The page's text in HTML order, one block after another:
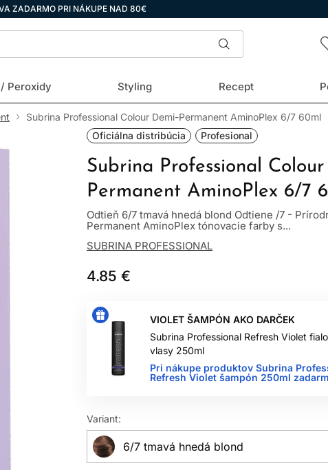
ZADARMO PRI NÁKUPE NAD 80€
Peroxidy Styling Recept
Subrina Professional Colour Demi-Permanent AminoPlex 6/7 60ml
Oficiálna distribúcia
Profesional
Subrina Professional
Permanent AminoPlex 6/7
Odtieň 6/7 tmavá hnedá blond Odtiene /7 -
Permanent AminoPlex tónovacie farby s...
SUBRINA PROFESSIONAL
4.85 €
VIOLET ŠAMPÓN AKO DARČEK
Subrina Professional Refresh Violet
vlasy 250ml
Pri nákupe produktov Subrina
Refresh Violet šampón 250ml
Variant:
6/7 tmavá hnedá blond